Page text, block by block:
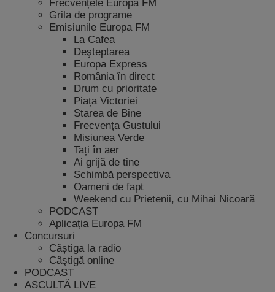
Frecvențele Europa FM
Grila de programe
Emisiunile Europa FM
La Cafea
Deşteptarea
Europa Express
România în direct
Drum cu prioritate
Piața Victoriei
Starea de Bine
Frecvența Gustului
Misiunea Verde
Tați în aer
Ai grijă de tine
Schimbă perspectiva
Oameni de fapt
Weekend cu Prietenii, cu Mihai Nicoară
PODCAST
Aplicaţia Europa FM
Concursuri
Câștiga la radio
Câştigă online
PODCAST
ASCULTĂ LIVE